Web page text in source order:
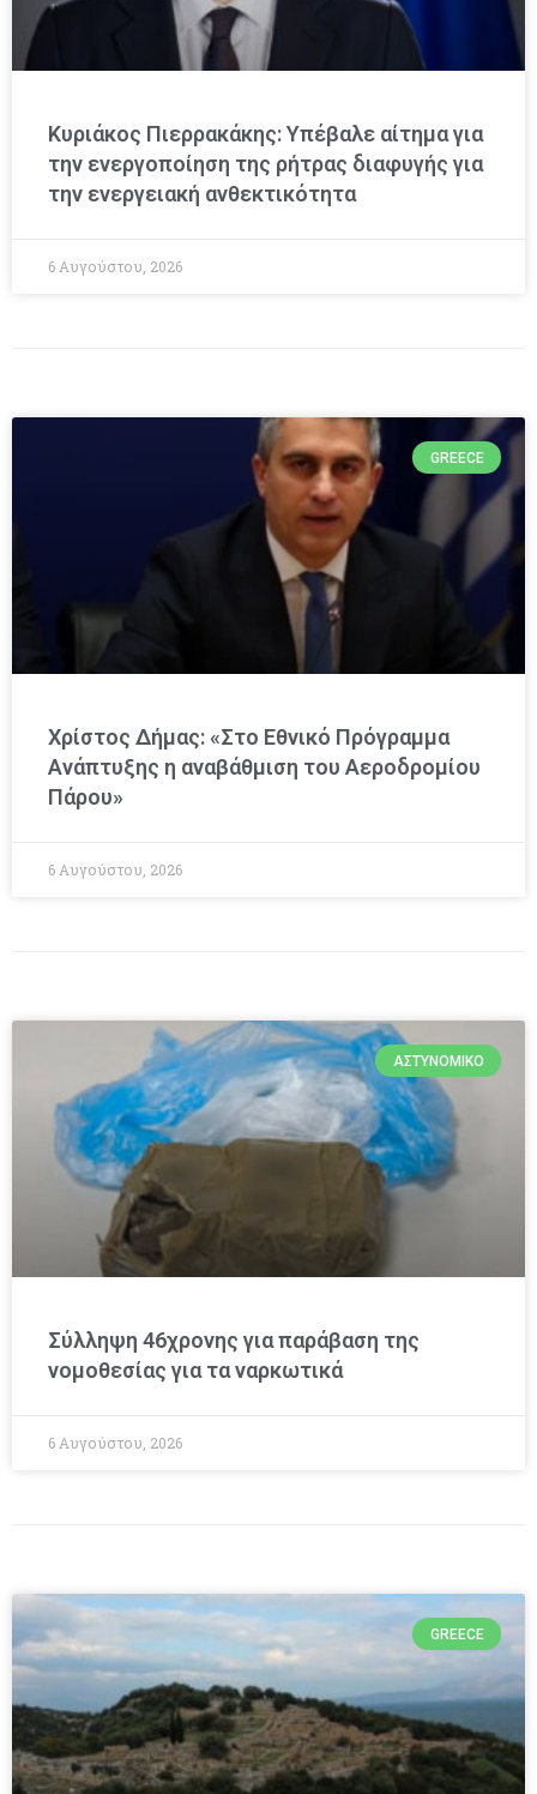
Κυριάκος Πιερρακάκης: Υπέβαλε αίτημα για
την ενεργοποίηση της ρήτρας διαφυγής για
την ενεργειακή ανθεκτικότητα
6 Αυγούστου, 2026
GREECE
Χρίστος Δήμας: «Στο Εθνικό Πρόγραμμα
Ανάπτυξης η αναβάθμιση του Αεροδρομίου
Πάρου»
6 Αυγούστου, 2026
ΑΣΤΥΝΟΜΙΚΌ
Σύλληψη 46χρονης για παράβαση της
νομοθεσίας για τα ναρκωτικά
6 Αυγούστου, 2026
GREECE